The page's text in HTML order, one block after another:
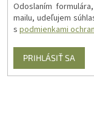
Odoslaním
mailu, udeľujem
s podmienkami
PRIHLÁSIŤ SA